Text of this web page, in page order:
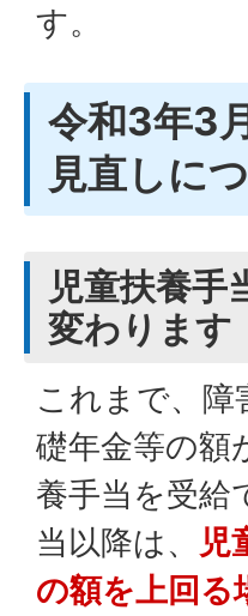
す。
令和3年3
見直しに
児童扶養手
変わります
これまで、障
礎年金等の額
養手当を受給
当以降は、 児
の額を上回る